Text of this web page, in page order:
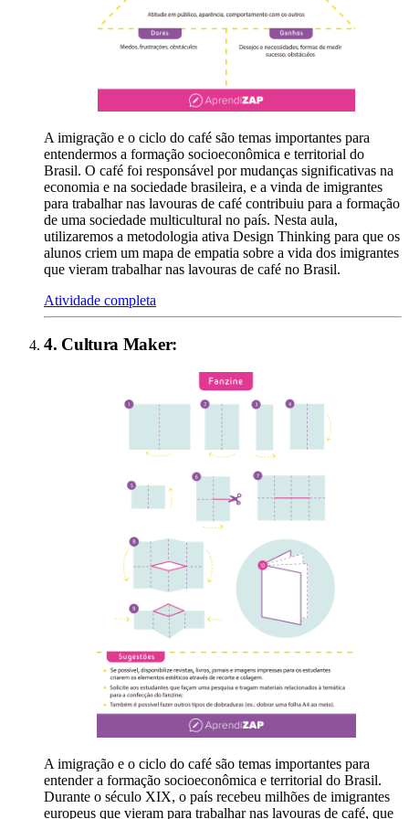
A imigração e o ciclo do café são temas importantes para
entendermos a formação socioeconômica e territorial do
Brasil. O café foi responsável por mudanças significativas na
economia e na sociedade brasileira, e a vinda de imigrantes
para trabalhar nas lavouras de café contribuiu para a formação
de uma sociedade multicultural no país. Nesta aula,
utilizaremos a metodologia ativa Design Thinking para que os
alunos criem um mapa de empatia sobre a vida dos imigrantes
que vieram trabalhar nas lavouras de café no Brasil.
Atividade completa
4. Cultura Maker:
A imigração e o ciclo do café são temas importantes para
entender a formação socioeconômica e territorial do Brasil.
Durante o século XIX, o país recebeu milhões de imigrantes
europeus que vieram para trabalhar nas lavouras de café, que